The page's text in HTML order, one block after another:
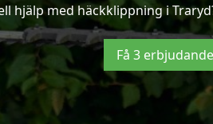
hjälp med häckklippning i
Få 3